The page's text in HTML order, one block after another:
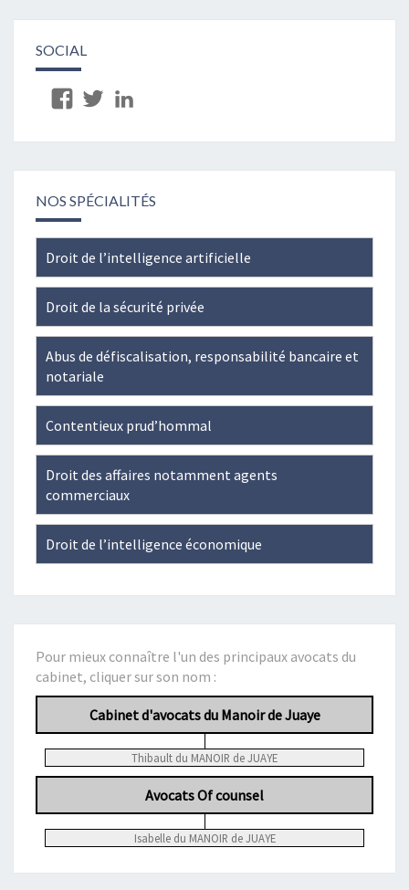
SOCIAL
View
du-
MANOIR-
de-
JUAYE-
241796005867275’s
profile
on
Facebook
View
profile
on
Twitter
profile
on
LinkedIn
NOS SPÉCIALITÉS
Droit de l’intelligence artificielle
Droit de la sécurité privée
Abus de défiscalisation, responsabilité bancaire et
notariale
Contentieux prud’hommal
Droit des affaires notamment agents
commerciaux
Droit de l’intelligence économique
Pour mieux connaître l'un des principaux avocats du
cabinet, cliquer sur son nom :
Cabinet d'avocats du Manoir de Juaye
Thibault du MANOIR de JUAYE
Avocats Of counsel
Isabelle du MANOIR de JUAYE